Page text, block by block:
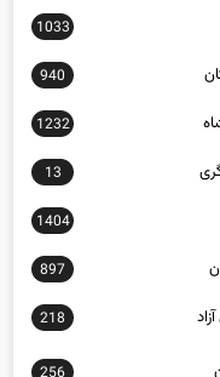
1033
940
1232
13
1404
897
218